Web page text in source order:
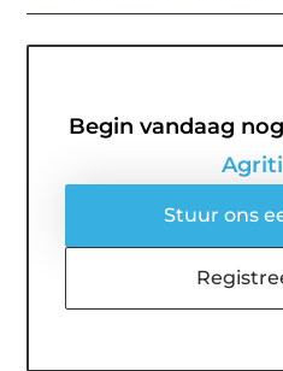
Begin vandaag
Stuur ons